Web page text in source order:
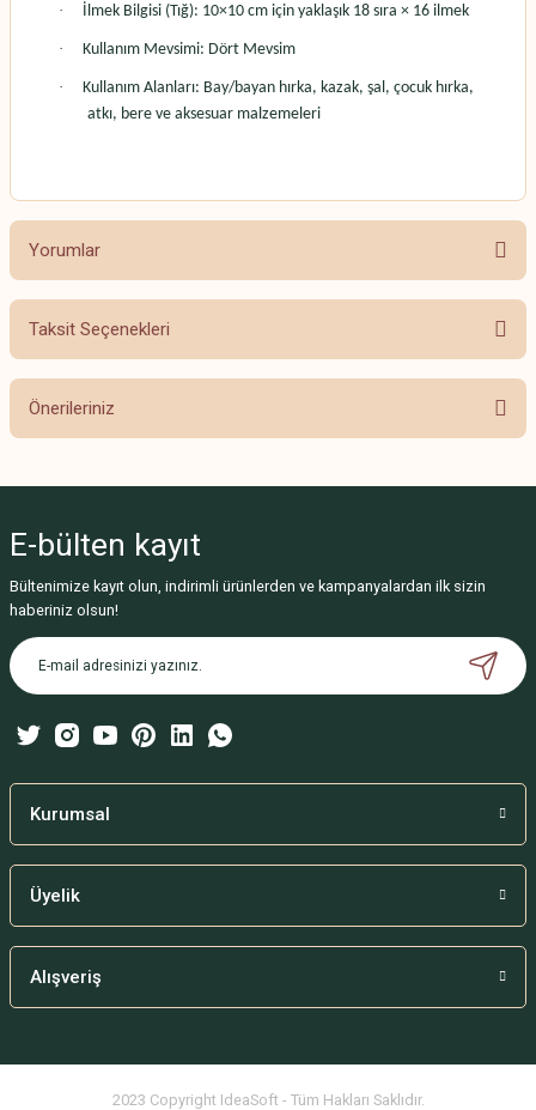
· İlmek Bilgisi (Tığ): 10×10 cm için yaklaşık 18 sıra × 16 ilmek
· Kullanım Mevsimi: Dört Mevsim
·
Kullanım Alanları: Bay/bayan hırka, kazak, şal, çocuk hırka,
atkı, bere ve aksesuar malzemeleri
Yorumlar
Bu ürüne ilk yorumu siz yapın!
Taksit Seçenekleri
Önerileriniz
Görüş ve önerileriniz için teşekkür ederiz.
Ürün resmi kalitesiz, bozuk veya görüntülenemiyor.
Ürün açıklamasında eksik bilgiler bulunuyor.
Ürün bilgilerinde hatalar bulunuyor.
Bu ürüne benzer farklı alternatifler olmalı.
E-bülten kayıt
Bültenimize kayıt olun, indirimli ürünlerden ve kampanyalardan ilk sizin
haberiniz olsun!
Kurumsal
Üyelik
Alışveriş
2023 Copyright IdeaSoft - Tüm Hakları Saklıdır.